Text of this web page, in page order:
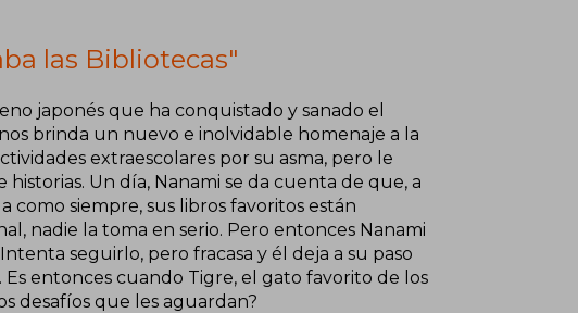
las Bibliotecas"
japonés que ha conquistado y sanado el
brinda un nuevo e inolvidable homenaje a la
extraescolares por su asma, pero le
Un día, Nanami se da cuenta de que, a
siempre, sus libros favoritos están
nadie la toma en serio. Pero entonces Nanami
seguirlo, pero fracasa y él deja a su paso
entonces cuando Tigre, el gato favorito de los
desafíos que les aguardan?